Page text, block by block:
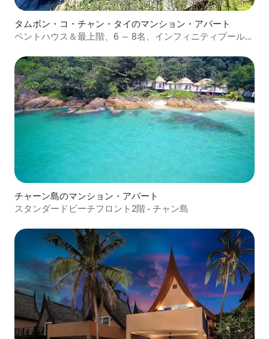
タムボン・コ・チャン・タイのマンション・アパート
ペントハウス＆最上階、6 ～ 8名、インフィニティプール＆
チャーン島のマンション・アパート
スタンダードビーチフロント2階 - チャン島